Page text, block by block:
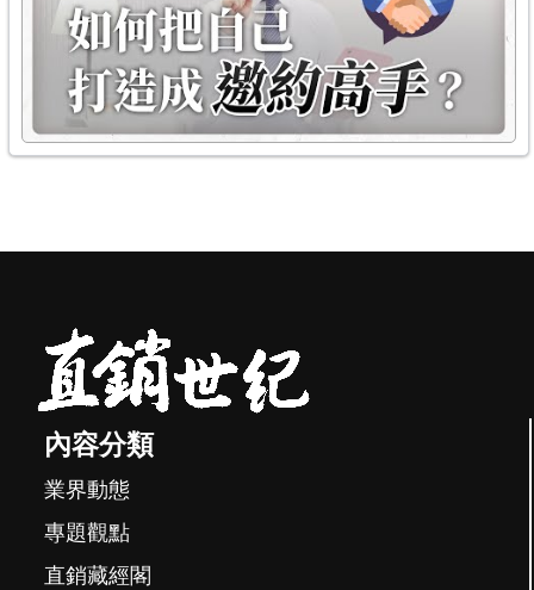
內容分類
業界動態
專題觀點
直銷藏經閣